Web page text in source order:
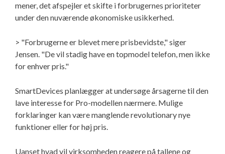
mener, det afspejler et skifte i forbrugernes prioriteter
under den nuværende økonomiske usikkerhed.
> "Forbrugerne er blevet mere prisbevidste," siger
Jensen. "De vil stadig have en topmodel telefon, men ikke
for enhver pris."
SmartDevices planlægger at undersøge årsagerne til den
lave interesse for Pro-modellen nærmere. Mulige
forklaringer kan være manglende revolutionary nye
funktioner eller for høj pris.
Uanset hvad vil virksomheden reagere på tallene og